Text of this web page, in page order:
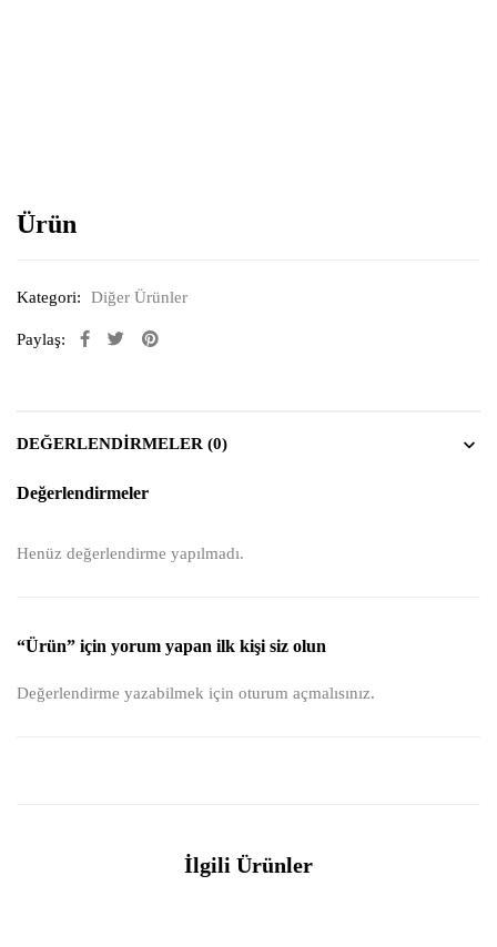
Ürün
Kategori: Diğer Ürünler
Paylaş:
DEĞERLENDIRMELER (0)
Değerlendirmeler
Henüz değerlendirme yapılmadı.
“Ürün” için yorum yapan ilk kişi siz olun
Değerlendirme yazabilmek için oturum açmalısınız.
İlgili Ürünler